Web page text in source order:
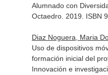
Alumnado con
Octaedro. 2019. ISBN
Diaz Noguera, Maria
Uso de dispositivos
formación inicial del
Innovación e